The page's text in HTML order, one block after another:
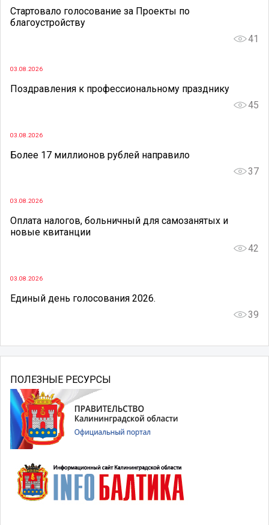
Стартовало голосование за Проекты по
благоустройству
41
03.08.2026
Поздравления к профессиональному празднику
45
03.08.2026
Более 17 миллионов рублей направило
37
03.08.2026
Оплата налогов, больничный для самозанятых и
новые квитанции
42
03.08.2026
Единый день голосования 2026.
39
ПОЛЕЗНЫЕ РЕСУРСЫ